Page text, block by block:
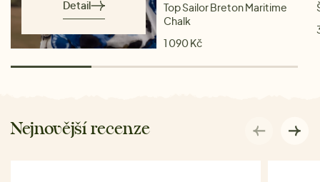
Detail
Top Sailor Breton Maritime
Chalk
1 090 Kč
Nejnovější recenze